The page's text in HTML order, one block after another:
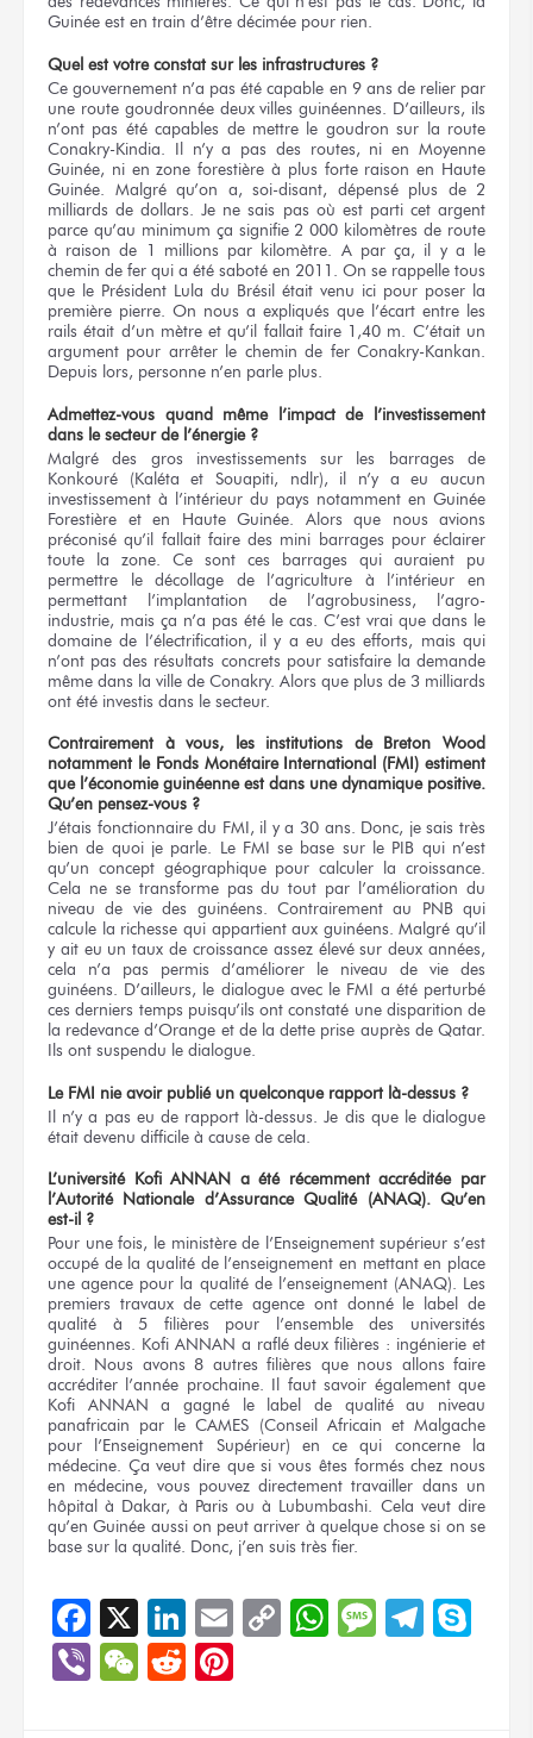
Guinée est en train d’être décimée pour rien.
Quel est votre constat sur les infrastructures ?
Ce gouvernement n’a pas été capable en 9 ans de relier par
une route goudronnée deux villes guinéennes. D’ailleurs, ils
n’ont pas été capables de mettre le goudron sur la route
Conakry-Kindia. Il n’y a pas des routes, ni en Moyenne
Guinée, ni en zone forestière à plus forte raison en Haute
Guinée. Malgré qu’on a, soi-disant, dépensé plus de 2
milliards de dollars. Je ne sais pas où est parti cet argent
parce qu’au minimum ça signifie 2 000 kilomètres de route
à raison de 1 millions par kilomètre. A par ça, il y a le
chemin de fer qui a été saboté en 2011. On se rappelle tous
que le Président Lula du Brésil était venu ici pour poser la
première pierre. On nous a expliqués que l’écart entre les
rails était d’un mètre et qu’il fallait faire 1,40 m. C’était un
argument pour arrêter le chemin de fer Conakry-Kankan.
Depuis lors, personne n’en parle plus.
Admettez-vous quand même l’impact de l’investissement
dans le secteur de l’énergie ?
Malgré des gros investissements sur les barrages de
Konkouré (Kaléta et Souapiti, ndlr), il n’y a eu aucun
investissement à l’intérieur du pays notamment en Guinée
Forestière et en Haute Guinée. Alors que nous avions
préconisé qu’il fallait faire des mini barrages pour éclairer
toute la zone. Ce sont ces barrages qui auraient pu
permettre le décollage de l’agriculture à l’intérieur en
permettant l’implantation de l’agrobusiness, l’agro-
industrie, mais ça n’a pas été le cas. C’est vrai que dans le
domaine de l’électrification, il y a eu des efforts, mais qui
n’ont pas des résultats concrets pour satisfaire la demande
même dans la ville de Conakry. Alors que plus de 3 milliards
ont été investis dans le secteur.
Contrairement à vous, les institutions de Breton Wood
notamment le Fonds Monétaire International (FMI) estiment
que l’économie guinéenne est dans une dynamique positive.
Qu’en pensez-vous ?
J’étais fonctionnaire du FMI, il y a 30 ans. Donc, je sais très
bien de quoi je parle. Le FMI se base sur le PIB qui n’est
qu’un concept géographique pour calculer la croissance.
Cela ne se transforme pas du tout par l’amélioration du
niveau de vie des guinéens. Contrairement au PNB qui
calcule la richesse qui appartient aux guinéens. Malgré qu’il
y ait eu un taux de croissance assez élevé sur deux années,
cela n’a pas permis d’améliorer le niveau de vie des
guinéens. D’ailleurs, le dialogue avec le FMI a été perturbé
ces derniers temps puisqu’ils ont constaté une disparition de
la redevance d’Orange et de la dette prise auprès de Qatar.
Ils ont suspendu le dialogue.
Le FMI nie avoir publié un quelconque rapport là-dessus ?
Il n’y a pas eu de rapport là-dessus. Je dis que le dialogue
était devenu difficile à cause de cela.
L’université Kofi ANNAN a été récemment accréditée par
l’Autorité Nationale d’Assurance Qualité (ANAQ). Qu’en
est-il ?
Pour une fois, le ministère de l’Enseignement supérieur s’est
occupé de la qualité de l’enseignement en mettant en place
une agence pour la qualité de l’enseignement (ANAQ). Les
premiers travaux de cette agence ont donné le label de
qualité à 5 filières pour l’ensemble des universités
guinéennes. Kofi ANNAN a raflé deux filières : ingénierie et
droit. Nous avons 8 autres filières que nous allons faire
accréditer l’année prochaine. Il faut savoir également que
Kofi ANNAN a gagné le label de qualité au niveau
panafricain par le CAMES (Conseil Africain et Malgache
pour l’Enseignement Supérieur) en ce qui concerne la
médecine. Ça veut dire que si vous êtes formés chez nous
en médecine, vous pouvez directement travailler dans un
hôpital à Dakar, à Paris ou à Lubumbashi. Cela veut dire
qu’en Guinée aussi on peut arriver à quelque chose si on se
base sur la qualité. Donc, j’en suis très fier.
Facebook
X LinkedIn
EmailCopyWhatsApp
Message
ViberWeChat
Reddit